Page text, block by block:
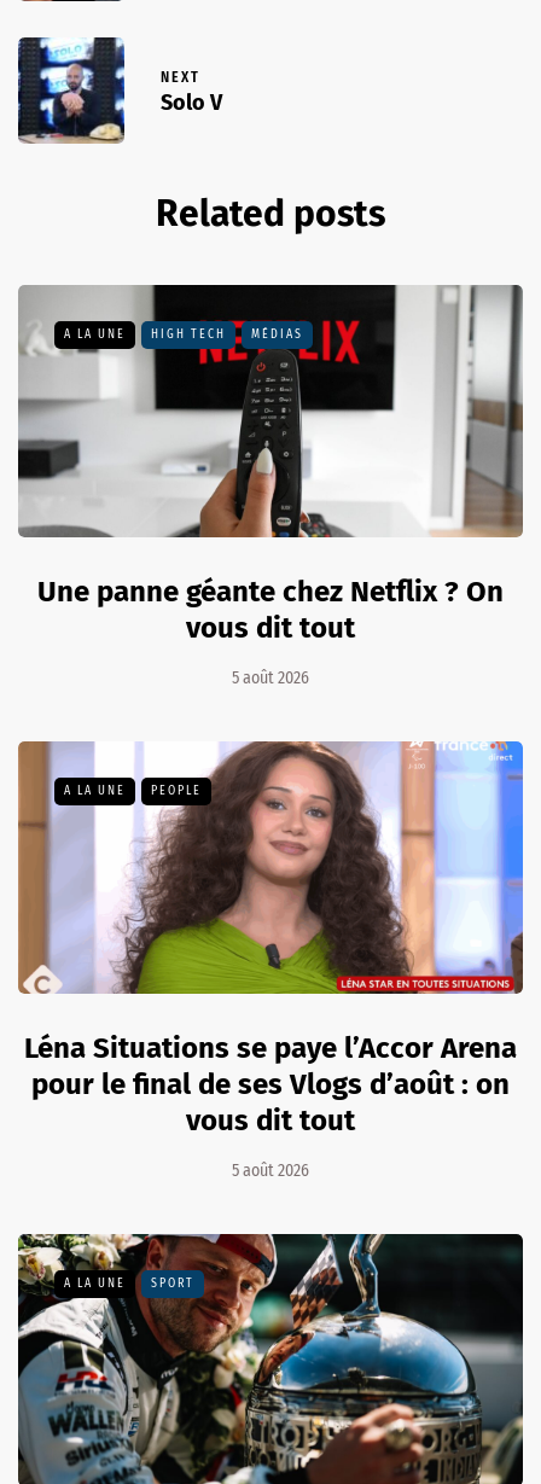
NEXT
Solo V
Related posts
A LA UNE HIGH TECH MÉDIAS
Une panne géante chez Netflix ? On
vous dit tout
5 août 2026
A LA UNE PEOPLE
Léna Situations se paye l’Accor Arena
pour le final de ses Vlogs d’août : on
vous dit tout
5 août 2026
A LA UNE SPORT